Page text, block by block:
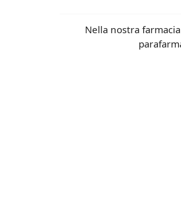
Nella nostra